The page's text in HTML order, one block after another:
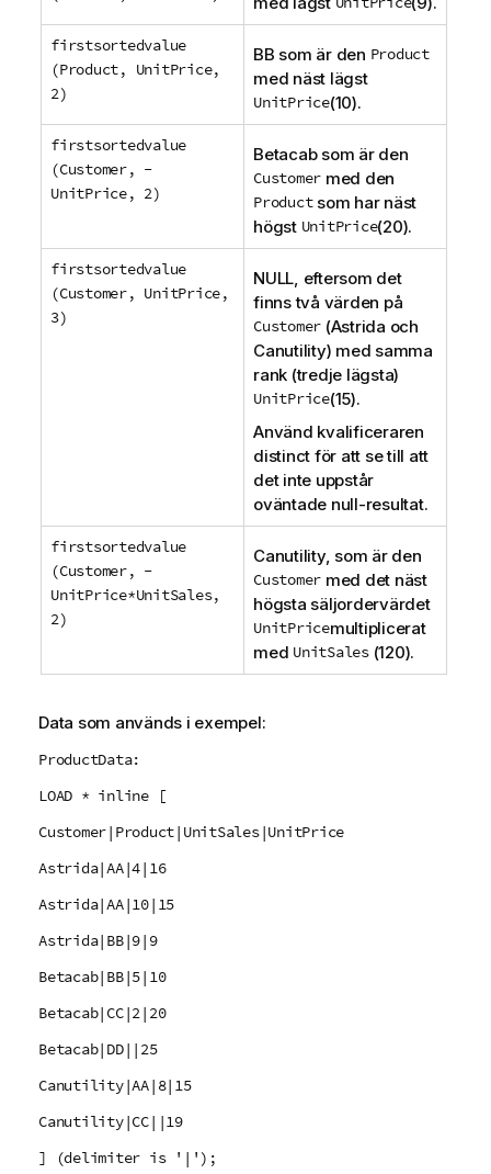
firstsortedvalue
(Product, UnitPrice,
2)
BB som är den Product
med näst lägst
UnitPrice(10).
firstsortedvalue
(Customer, -
UnitPrice, 2)
Betacabsom är den
Customer med den
Productsom har näst
högst UnitPrice(20).
firstsortedvalue
(Customer, UnitPrice,
3)
NULL, eftersom det
finns två värden på
Customer (Astrida och
Canutility) med samma
rank (tredje lägsta)
UnitPrice(15).
Använd kvalificeraren
distinct för att se till att
det inte uppstår
oväntade null-resultat.
firstsortedvalue
(Customer, -
UnitPrice*UnitSales,
2)
Canutility, som är den
Customer med det näst
högsta säljordervärdet
UnitPricemultiplicerat
med UnitSales(120).
Data som används i exempel:
ProductData:
LOAD * inline [
Customer|Product|UnitSales|UnitPrice
Astrida|AA|4|16
Astrida|AA|10|15
Astrida|BB|9|9
Betacab|BB|5|10
Betacab|CC|2|20
Betacab|DD||25
Canutility|AA|8|15
Canutility|CC||19
] (delimiter is '|');